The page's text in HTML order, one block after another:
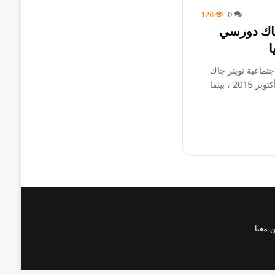
0
126
جاك دورسي
تويتر جاك
دورسي منصب رئيس الشركة في أكتوبر 2015 ، بينما
معنا